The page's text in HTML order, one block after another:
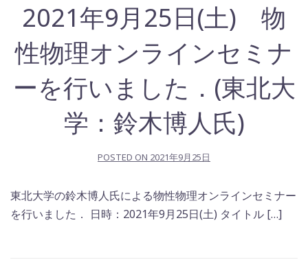
2021年9月25日(土) 物
性物理オンラインセミナ
ーを行いました．(東北大
学：鈴木博人氏)
POSTED ON 2021年9月25日
東北大学の鈴木博人氏による物性物理オンラインセミナー
を行いました． 日時：2021年9月25日(土) タイトル […]